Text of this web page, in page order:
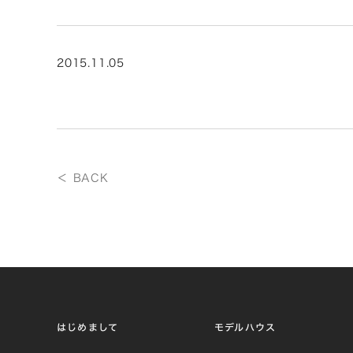
2015.11.05
＜ BACK
はじめまして モデルハウス